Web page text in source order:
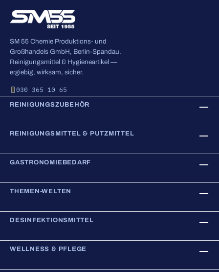
SM 55 Chemie Produktions- und
Großhandels GmbH, Berlin-Spandau.
Reinigungsmittel & Hygieneartikel —
ergiebig, wirksam, sicher.
030 365 10 65
REINIGUNGSZUBEHÖR
REINIGUNGSMITTEL & PUTZMITTEL
GASTRONOMIEBEDARF
THEMEN-WELTEN
DESINFEKTIONSMITTEL
WELLNESS & PFLEGE